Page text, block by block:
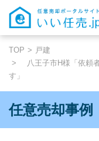
TOP
戸建
八王子市H様「依頼
す」
任意売却事例